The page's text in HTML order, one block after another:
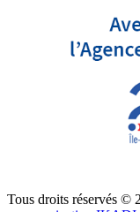
Tous droits réservés ©